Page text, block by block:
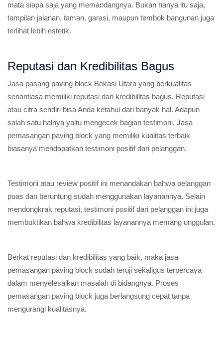
mata siapa saja yang memandangnya. Bukan hanya itu saja,
tampilan jalanan, taman, garasi, maupun tembok bangunan juga
terlihat lebih estetik.
Reputasi dan Kredibilitas Bagus
Jasa pasang paving block Bekasi Utara yang berkualitas
senantiasa memiliki reputasi dan kredibilitas bagus. Reputasi
atau citra sendiri bisa Anda ketahui dari banyak hal. Adapun
salah satu halnya yaitu mengecek bagian testimoni. Jasa
pemasangan paving block yang memiliki kualitas terbaik
biasanya mendapatkan testimoni positif dari pelanggan.
Testimoni atau review positif ini menandakan bahwa pelanggan
puas dan beruntung sudah menggunakan layanannya. Selain
mendongkrak reputasi, testimoni positif dari pelanggan ini juga
membuktikan bahwa kredibilitas layanannya memang unggulan.
Berkat reputasi dan kredibilitas yang baik, maka jasa
pemasangan paving block sudah teruji sekaligus terpercaya
dalam menyelesaikan masalah di bidangnya. Proses
pemasangan paving block juga berlangsung cepat tanpa
mengurangi kualitasnya.